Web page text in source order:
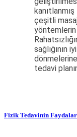
çeşitli
yöntemlerin
sağlığının
tedavi
Fizik Tedavinin